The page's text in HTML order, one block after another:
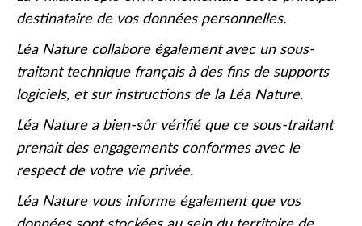
destinataire de vos données personnelles.
Léa Nature collabore également avec un sous-
traitant technique français à des fins de supports
logiciels, et sur instructions de la Léa Nature.
Léa Nature a bien-sûr vérifié que ce sous-traitant
prenait des engagements conformes avec le
respect de votre vie privée.
Léa Nature vous informe également que vos